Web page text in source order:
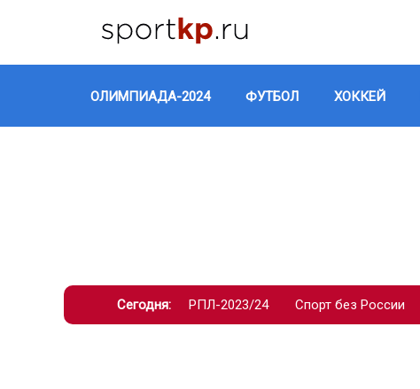
ОЛИМПИАДА-2024 ФУТБОЛ ХОККЕЙ
Сегодня: РПЛ-2023/24 Спорт без России